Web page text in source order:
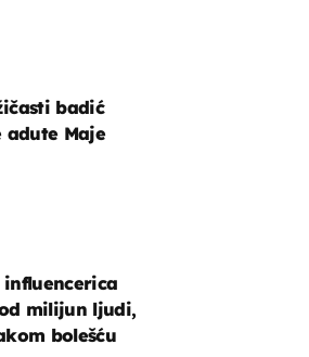
badić
Maje
milijun ljudi,
bolešću